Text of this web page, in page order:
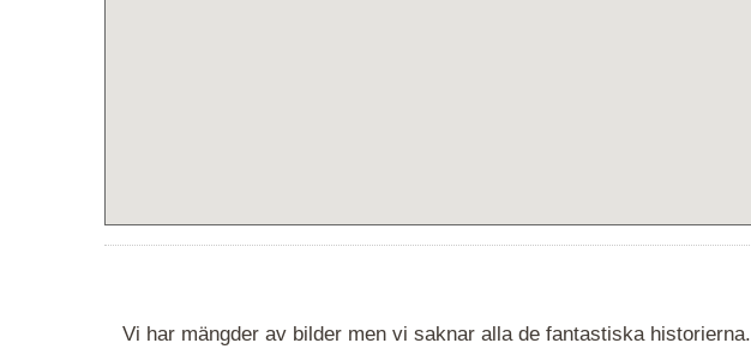
Vi har mängder av bilder men vi saknar alla de fantastiska historierna.